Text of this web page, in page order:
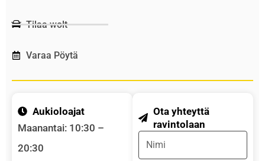
Tilaa wolt
Varaa Pöytä
Aukioloajat
Maanantai: 10:30 –
20:30
Ota yhteyttä
ravintolaan
Name